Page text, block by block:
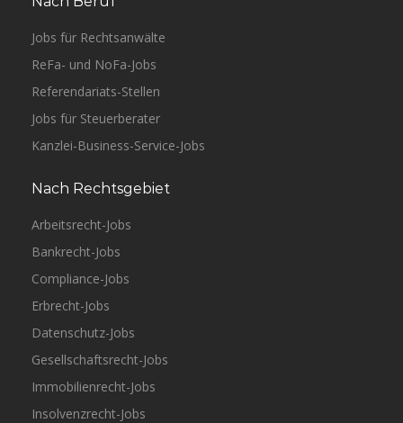
Jobs für Rechtsanwälte
ReFa- und NoFa-Jobs
Referendariats-Stellen
Jobs für Steuerberater
Kanzlei-Business-Service-Jobs
Nach Rechtsgebiet
Arbeitsrecht-Jobs
Bankrecht-Jobs
Compliance-Jobs
Erbrecht-Jobs
Datenschutz-Jobs
Gesellschaftsrecht-Jobs
Immobilienrecht-Jobs
Insolvenzrecht-Jobs